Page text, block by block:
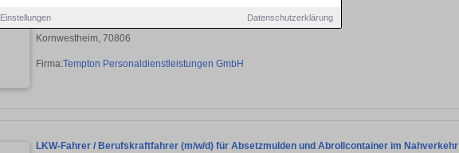
Einstellungen Datenschutzerklärung
LKW-Fahrer Sattelzug (m/w/d)
Kornwestheim, 70806
Firma:Tempton Personaldienstleistungen GmbH
LKW-Fahrer / Berufskraftfahrer (m/w/d) für Absetzmulden und Abrollcontainer im Nahverkehr